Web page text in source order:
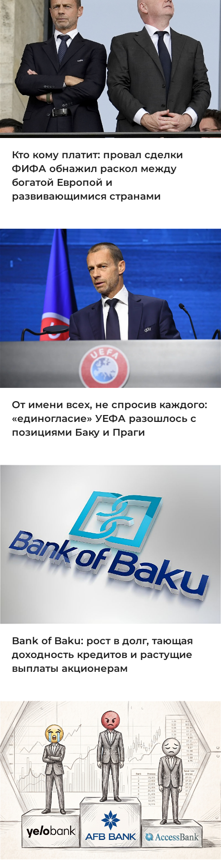
Кто кому платит: провал сделки
ФИФА обнажил раскол между
богатой Европой и
развивающимися странами
От имени всех, не спросив каждого:
«единогласие» УЕФА разошлось с
позициями Баку и Праги
Bank of Baku: рост в долг, тающая
доходность кредитов и растущие
выплаты акционерам